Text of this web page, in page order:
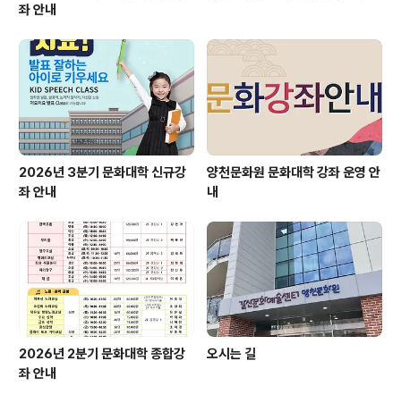
좌 안내
2026년 3분기 문화대학 신규강
좌 안내
양천문화원 문화대학 강좌 운영 안
내
2026년 2분기 문화대학 종합강
좌 안내
오시는 길